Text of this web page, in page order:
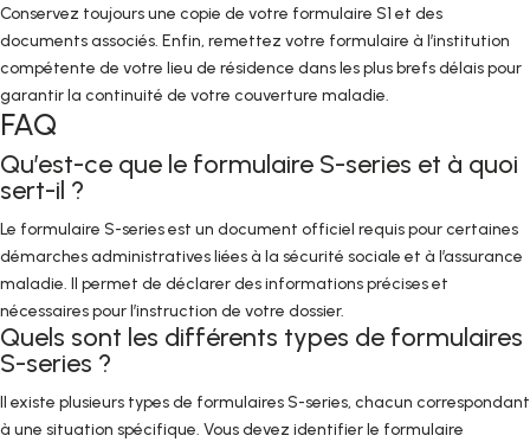
Conservez toujours une copie de votre formulaire S1 et des
documents associés. Enfin, remettez votre formulaire à l’institution
compétente de votre lieu de résidence dans les plus brefs délais pour
garantir la continuité de votre couverture maladie.
FAQ
Qu’est-ce que le formulaire S-series et à quoi
sert-il ?
Le formulaire S-series est un document officiel requis pour certaines
démarches administratives liées à la sécurité sociale et à l’assurance
maladie. Il permet de déclarer des informations précises et
nécessaires pour l’instruction de votre dossier.
Quels sont les différents types de formulaires
S-series ?
Il existe plusieurs types de formulaires S-series, chacun correspondant
à une situation spécifique. Vous devez identifier le formulaire